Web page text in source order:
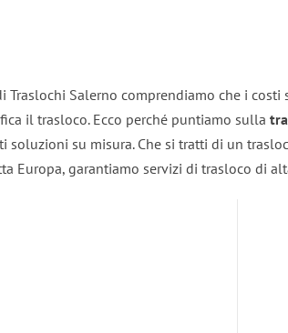
Traslochi Salerno comprendiamo che i
il trasloco. Ecco perché puntiamo sulla
soluzioni su misura. Che si tratti di un
Europa, garantiamo servizi di trasloco di